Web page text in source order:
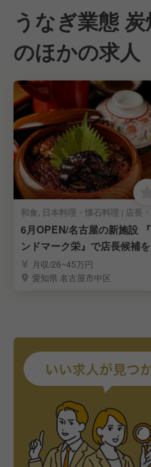
うなぎ業態
のほかの求人
6月OPEN/名古屋の新施設
ンドマーク栄』で店長候補
集します！
月収/26~45万円
愛知県 名古屋市中区